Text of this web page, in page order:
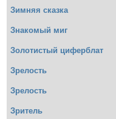
Зимняя сказка
Знакомый миг
Золотистый циферблат
Зрелость
Зрелость
Зритель